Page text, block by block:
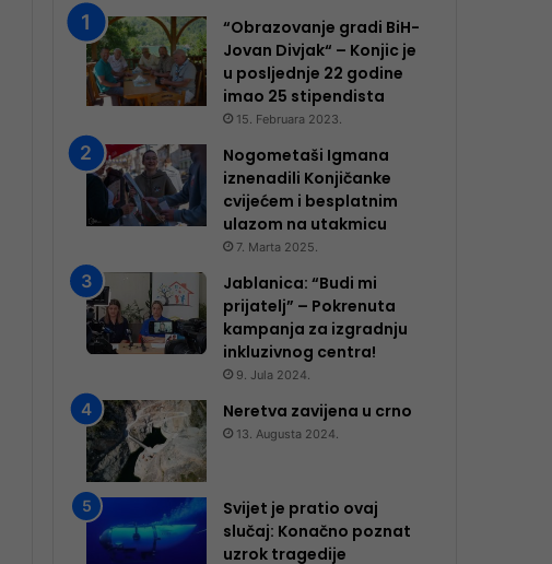
“Obrazovanje gradi BiH-
Jovan Divjak“ – Konjic je
u posljednje 22 godine
imao 25 ​​stipendista
15. Februara 2023.
Nogometaši Igmana
iznenadili Konjičanke
cvijećem i besplatnim
ulazom na utakmicu
7. Marta 2025.
Jablanica: “Budi mi
prijatelj” – Pokrenuta
kampanja za izgradnju
inkluzivnog centra!
9. Jula 2024.
Neretva zavijena u crno
13. Augusta 2024.
Svijet je pratio ovaj
slučaj: Konačno poznat
uzrok tragedije